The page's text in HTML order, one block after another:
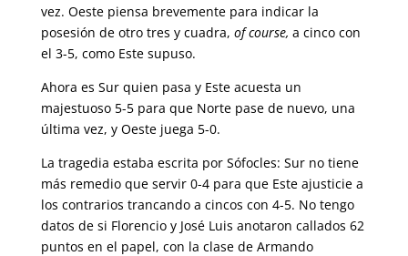
vez. Oeste piensa brevemente para indicar la
posesión de otro tres y cuadra, of course, a cinco con
el 3-5, como Este supuso.
Ahora es Sur quien pasa y Este acuesta un
majestuoso 5-5 para que Norte pase de nuevo, una
última vez, y Oeste juega 5-0.
La tragedia estaba escrita por Sófocles: Sur no tiene
más remedio que servir 0-4 para que Este ajusticie a
los contrarios trancando a cincos con 4-5. No tengo
datos de si Florencio y José Luis anotaron callados 62
puntos en el papel, con la clase de Armando